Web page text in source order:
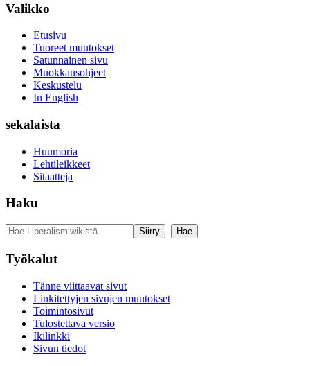
Valikko
Etusivu
Tuoreet muutokset
Satunnainen sivu
Muokkausohjeet
Keskustelu
In English
sekalaista
Huumoria
Lehtileikkeet
Sitaatteja
Haku
Työkalut
Tänne viittaavat sivut
Linkitettyjen sivujen muutokset
Toimintosivut
Tulostettava versio
Ikilinkki
Sivun tiedot